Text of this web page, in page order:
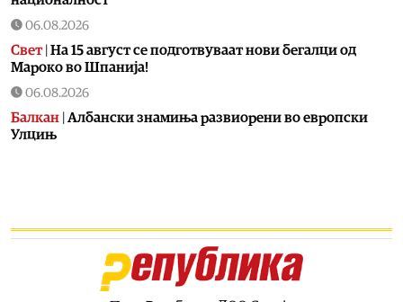
06.08.2026
Свет| На 15 август се подготвуваат нови бегалци од
Мароко во Шпанија!
06.08.2026
Балкан Албански знамиња развиорени во европски
Улцињ
06.08.2026
Помалку првачиња, помалку иднина:
Демографската криза веќе стигна до училишните